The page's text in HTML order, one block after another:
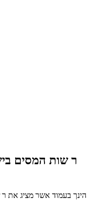
ר שות המסים
הינך בעמוד אשר מציג את